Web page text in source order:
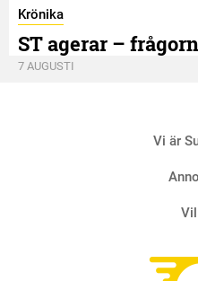
Krönika
ST agerar –
7 AUGUSTI
Vi är